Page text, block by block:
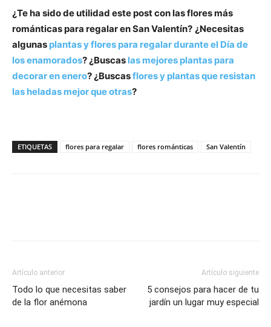
¿Te ha sido de utilidad este post con las flores más
románticas para regalar en San Valentín? ¿Necesitas
algunas plantas y flores para regalar durante el Día de
los enamorados? ¿Buscas las mejores plantas para
decorar en enero? ¿Buscasflores y plantas que resistan
las heladas mejor que otras?
ETIQUETAS flores para regalar flores románticas San Valentín
Artículo anterior
Todo lo que necesitas saber
de la flor anémona
Artículo siguiente
5 consejos para hacer de tu
jardín un lugar muy especial